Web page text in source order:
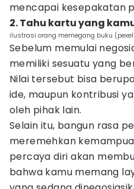
mencapai kesepakatan
2. Tahu kartu yang
ilustrasi orang memegang buku
Sebelum memulai
memiliki sesuatu yang
Nilai tersebut bisa
ide, maupun kontribusi
oleh pihak lain.
Selain itu, bangun rasa
meremehkan
percaya diri akan
bahwa kamu memang